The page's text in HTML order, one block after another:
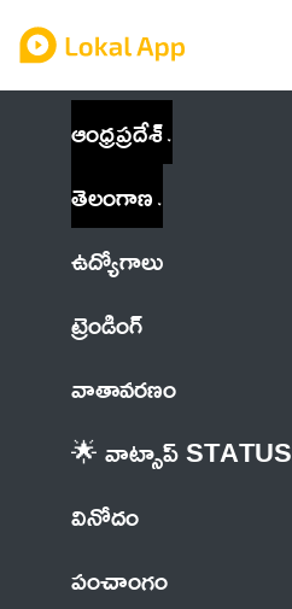
ఆంధ్రప్రదేశ్
తెలంగాణ
ఉద్యోగాలు
ట్రెండింగ్
వాతావరణం
🌟 వాట్సాప్ STATUS
వినోదం
పంచాంగం